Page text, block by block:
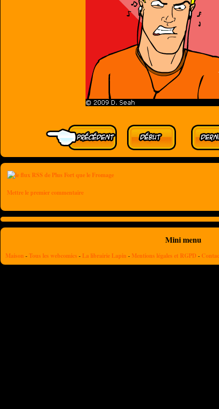
Mettre le premier commentaire
Mini menu
Maison -Tous les webcomics - La librairie Lapin - Mentions légales et RGPD -